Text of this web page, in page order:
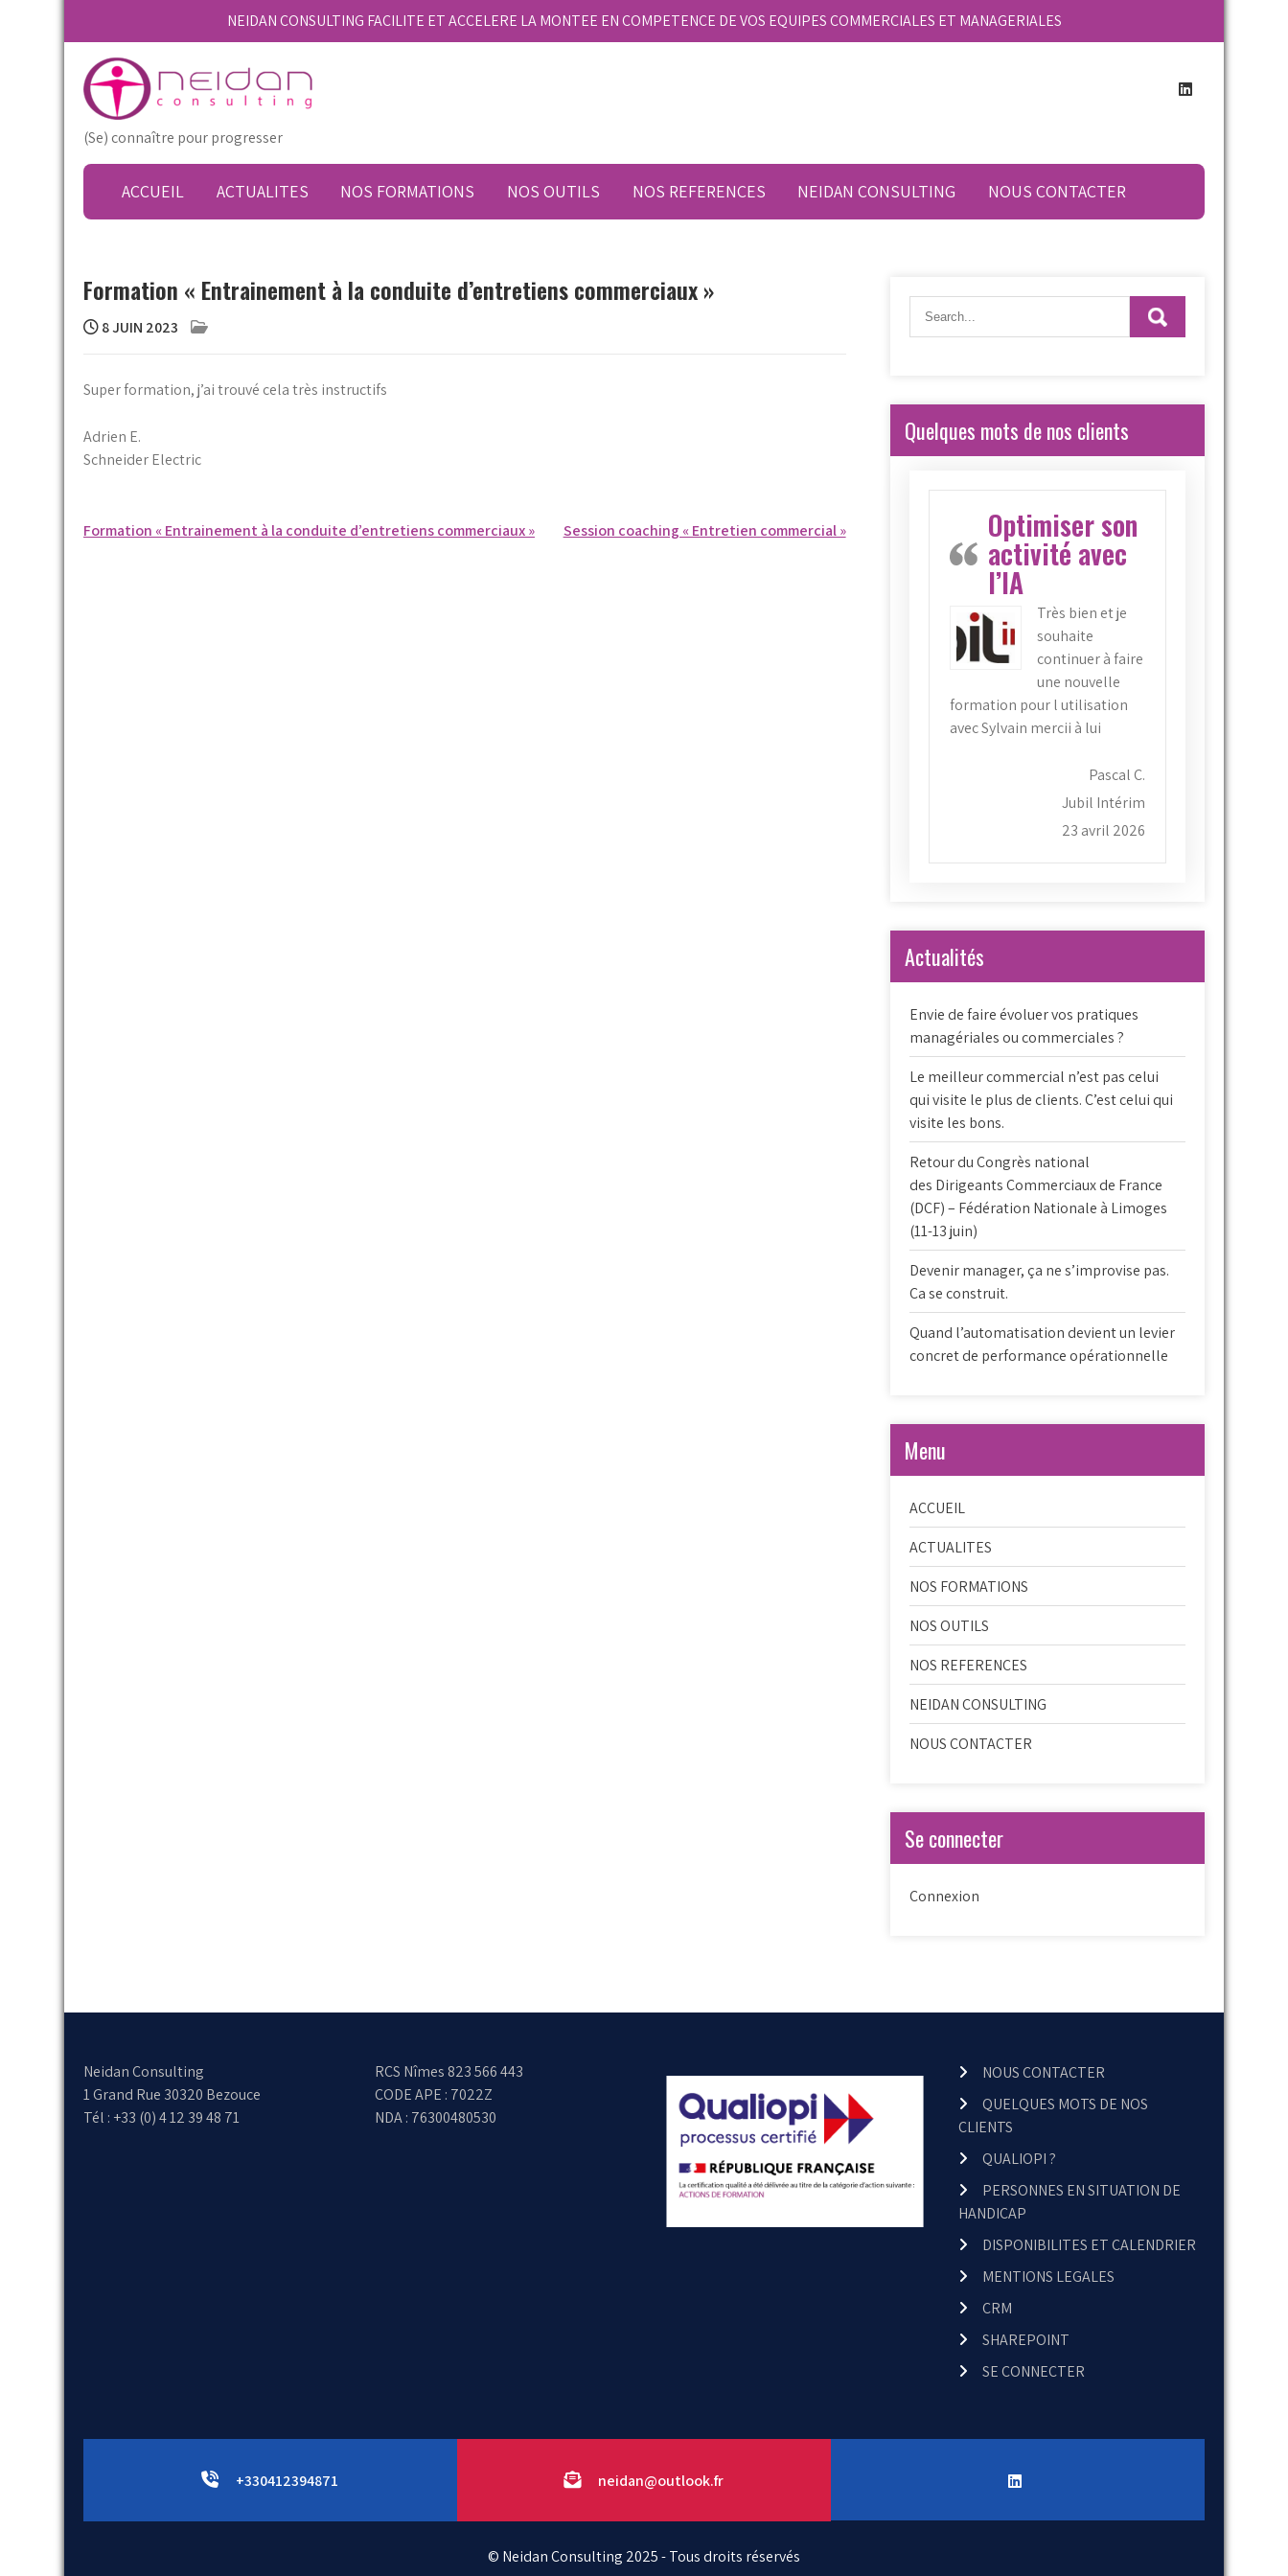
NEIDAN CONSULTING FACILITE ET ACCELERE LA MONTEE EN COMPETENCE DE VOS EQUIPES COMMERCIALES ET MANAGERIALES
(Se) connaître pour progresser
ACCUEIL ACTUALITES NOS FORMATIONS NOS OUTILS NOS REFERENCES NEIDAN CONSULTING NOUS CONTACTER
Formation « Entrainement à la conduite d’entretiens commerciaux »
8 JUIN 2023
Super formation, j’ai trouvé cela très instructifs
Adrien E.
Schneider Electric
Navigation
Formation « Entrainement à la conduite d’entretiens commerciaux » Session coaching « Entretien commercial »
Quelques mots de nos clients
Optimiser son
activité avec
l’IA
Très bien et je
souhaite
continuer à faire
une nouvelle
formation pour l utilisation
avec Sylvain mercii à lui
Pascal C.
Jubil Intérim
23 avril 2026
Actualités
Envie de faire évoluer vos pratiques
managériales ou commerciales ?
Le meilleur commercial n’est pas celui
qui visite le plus de clients. C’est celui qui
visite les bons.
Retour du Congrès national
des Dirigeants Commerciaux de France
(DCF) – Fédération Nationale à Limoges
(11-13 juin)
Devenir manager, ça ne s’improvise pas.
Ca se construit.
Quand l’automatisation devient un levier
concret de performance opérationnelle
Menu
ACCUEIL
ACTUALITES
NOS FORMATIONS
NOS OUTILS
NOS REFERENCES
NEIDAN CONSULTING
NOUS CONTACTER
Se connecter
Connexion
Neidan Consulting
1 Grand Rue 30320 Bezouce
Tél : +33 (0) 4 12 39 48 71
RCS Nîmes 823 566 443
CODE APE : 7022Z
NDA : 76300480530
NOUS CONTACTER
QUELQUES MOTS DE NOS
CLIENTS
QUALIOPI ?
PERSONNES EN SITUATION DE
HANDICAP
DISPONIBILITES ET CALENDRIER
MENTIONS LEGALES
CRM
SHAREPOINT
SE CONNECTER
+330412394871 neidan@outlook.fr
© Neidan Consulting 2025 - Tous droits réservés